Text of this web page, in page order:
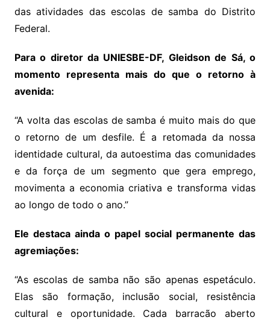
das atividades das escolas de samba do Distrito
Federal.
Para o diretor da UNIESBE-DF, Gleidson de Sá, o
momento representa mais do que o retorno à
avenida:
“A volta das escolas de samba é muito mais do que
o retorno de um desfile. É a retomada da nossa
identidade cultural, da autoestima das comunidades
e da força de um segmento que gera emprego,
movimenta a economia criativa e transforma vidas
ao longo de todo o ano.”
Ele destaca ainda o papel social permanente das
agremiações:
“As escolas de samba não são apenas espetáculo.
Elas são formação, inclusão social, resistência
cultural e oportunidade. Cada barracão aberto